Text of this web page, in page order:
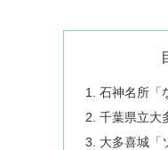
石神名所「
千葉県立大
大多喜城「